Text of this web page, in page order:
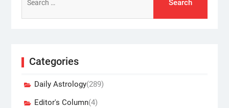
for:
Categories
Daily Astrology(289)
Editor's Column(4)